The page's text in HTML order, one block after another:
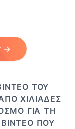
→
ΤΟΥ
ΧΙΛΙΆΔΕΣ
ΓΙΑ ΤΗ
ΠΟΥ